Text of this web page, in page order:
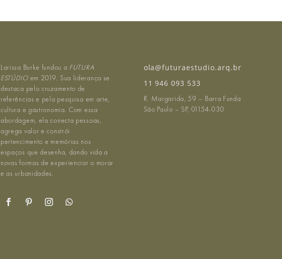
Larissa Burke fundou a FUTURA
ESTÚDIOem 2019. Sua liderança se
destaca pelo cruzamento de
referências e pela pesquisa em arte,
cultura e gastronomia. Com essa
abordagem, ela conecta pessoas,
agrega valor e constrói
pertencimento e memórias nos
espaços que desenha, dando vida a
novas formas de experienciar o morar
e as urbanidades.
ola@futuraestudio.arq.br
11 946 093 533
R. Margarida, 59 – Barra Funda
São Paulo – SP, 01154-030